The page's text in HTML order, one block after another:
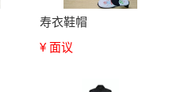
寿衣鞋帽
¥ 面议